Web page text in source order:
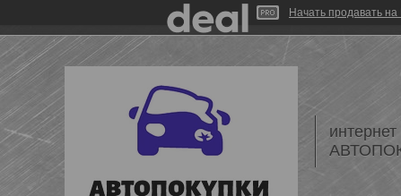
Начать продавать на